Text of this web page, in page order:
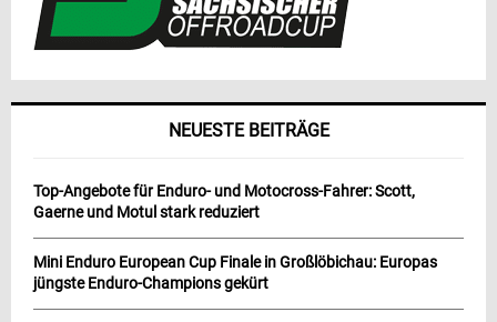
NEUESTE BEITRÄGE
Top-Angebote für Enduro- und Motocross-Fahrer: Scott,
Gaerne und Motul stark reduziert
Mini Enduro European Cup Finale in Großlöbichau: Europas
jüngste Enduro-Champions gekürt